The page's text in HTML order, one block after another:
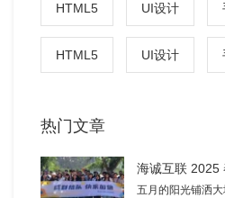
HTML5 UI设计
HTML5 UI设计
热门文章
五月的阳光铺洒